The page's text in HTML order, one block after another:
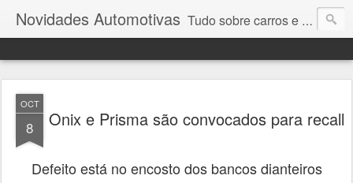
Novidades Automotivas Tudo sobre carros e motores
OCT
8 Onix e Prisma são convocados para recall
Defeito está no encosto dos bancos dianteiros